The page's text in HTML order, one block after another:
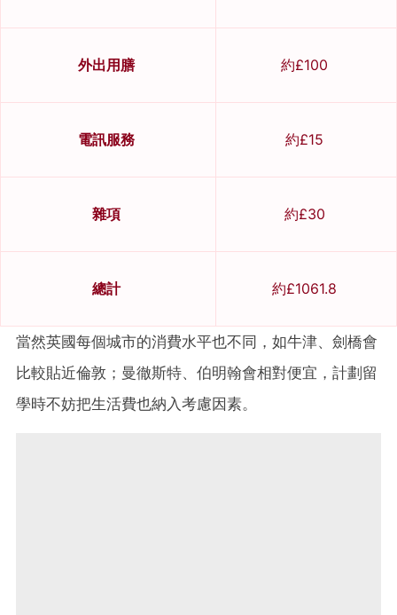
外出用膳 約£100
電訊服務 約£15
雜項 約£30
總計 約£1061.8
當然英國每個城市的消費水平也不同，如牛津、劍橋會
比較貼近倫敦；曼徹斯特、伯明翰會相對便宜，計劃留
學時不妨把生活費也納入考慮因素。